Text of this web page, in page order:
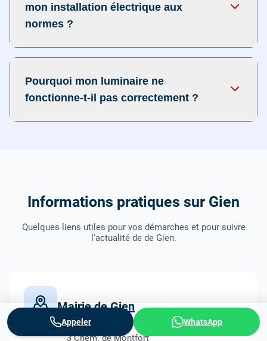
mon installation électrique aux
normes ?
Pourquoi mon luminaire ne
fonctionne-t-il pas correctement ?
Informations pratiques sur Gien
Quelques liens utiles pour vos démarches et pour suivre
l'actualité de de Gien.
Mairie de Gien
3 Chem. de Montfort
Appeler WhatsApp